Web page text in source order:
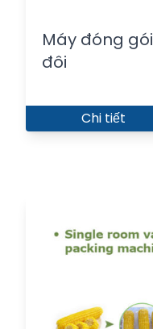
Máy đóng
đôi
Chi tiết